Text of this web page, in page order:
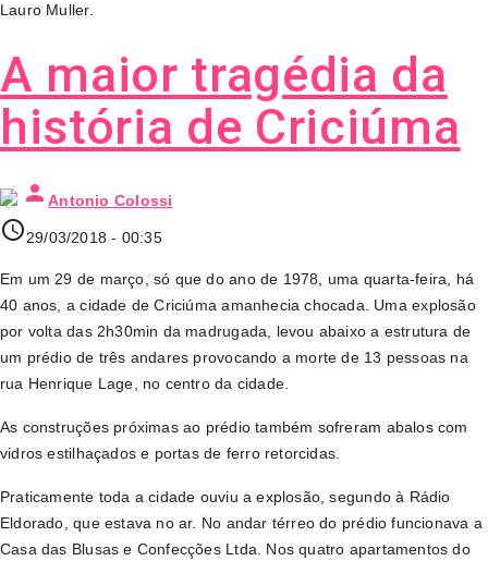
Lauro Muller.
A maior tragédia da
história de Criciúma
person Antonio Colossi
access_time29/03/2018 - 00:35
Em um 29 de março, só que do ano de 1978, uma quarta-feira, há
40 anos, a cidade de Criciúma amanhecia chocada. Uma explosão
por volta das 2h30min da madrugada, levou abaixo a estrutura de
um prédio de três andares provocando a morte de 13 pessoas na
rua Henrique Lage, no centro da cidade.
As construções próximas ao prédio também sofreram abalos com
vidros estilhaçados e portas de ferro retorcidas.
Praticamente toda a cidade ouviu a explosão, segundo à Rádio
Eldorado, que estava no ar. No andar térreo do prédio funcionava a
Casa das Blusas e Confecções Ltda. Nos quatro apartamentos do